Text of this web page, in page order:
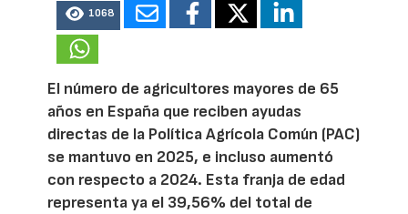
1068
El número de agricultores mayores de 65
años en España que reciben ayudas
directas de la Política Agrícola Común (PAC)
se mantuvo en 2025, e incluso aumentó
con respecto a 2024. Esta franja de edad
representa ya el 39,56% del total de